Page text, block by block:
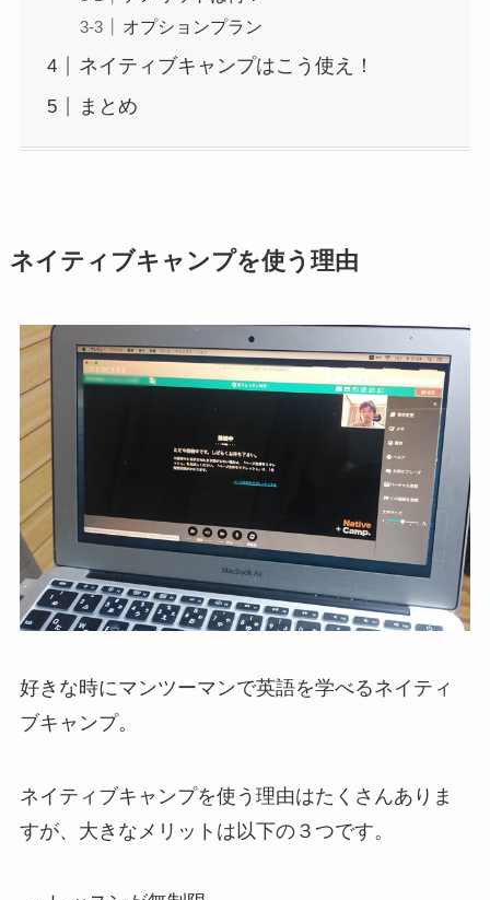
オプションプラン
ネイティブキャンプはこう使え！
まとめ
ネイティブキャンプを使う理由
好きな時にマンツーマンで英語を学べるネイティ
ブキャンプ。
ネイティブキャンプを使う理由はたくさんありま
すが、大きなメリットは以下の３つです。